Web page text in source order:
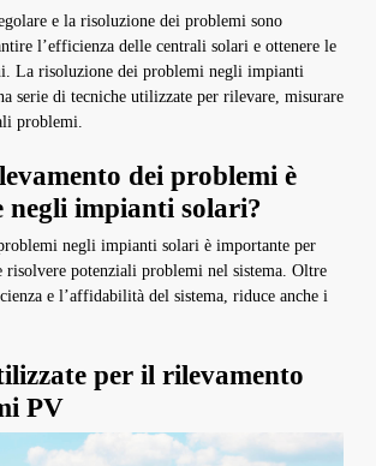
e la risoluzione dei problemi sono
l’efficienza delle centrali solari e ottenere le
La risoluzione dei problemi negli impianti
serie di tecniche utilizzate per rilevare, misurare
problemi.
dei problemi è
negli impianti solari?
negli impianti solari è importante per
risolvere potenziali problemi nel sistema. Oltre
e l’affidabilità del sistema, riduce anche i
per il rilevamento
PV